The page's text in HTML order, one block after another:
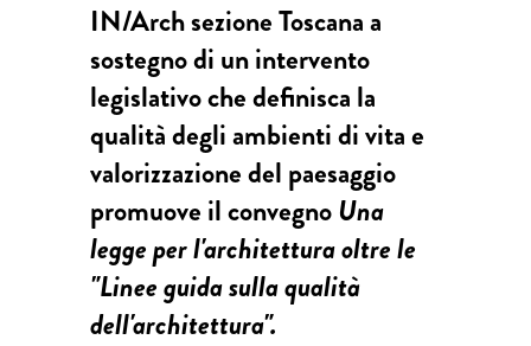
IN/Arch sezione Toscana a
sostegno di un intervento
legislativo che definisca la
qualità degli ambienti di vita e
valorizzazione del paesaggio
promuove il convegno Una
legge per l'architettura oltre le
"Linee guida sulla qualità
dell'architettura".